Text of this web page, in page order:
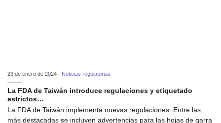
23 de enero de 2024 - Noticias regulatorias
La FDA de Taiwán introduce regulaciones y etiquetado
estrictos…
La FDA de Taiwán implementa nuevas regulaciones: Entre las
más destacadas se incluyen advertencias para las hojas de garra